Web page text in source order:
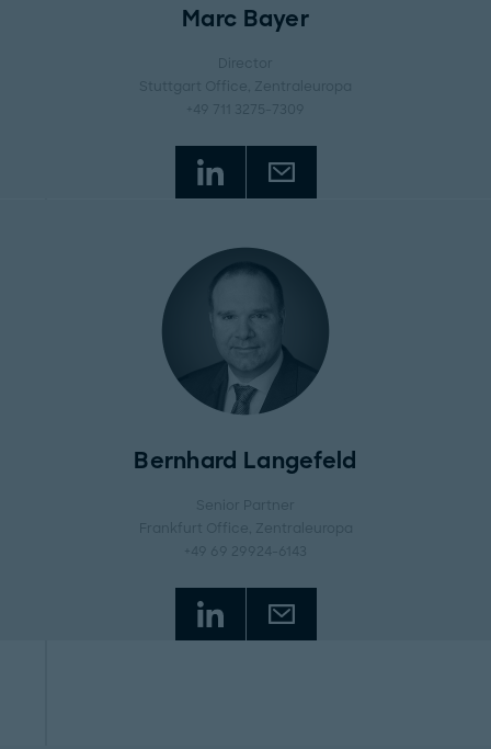
Marc Bayer
Director
Stuttgart Office
, Zentraleuropa
+49 711 3275-7309
Bernhard Langefeld
Senior Partner
Frankfurt Office
, Zentraleuropa
+49 69 29924-6143